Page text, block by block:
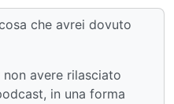
che avrei dovuto
avere rilasciato
in una forma